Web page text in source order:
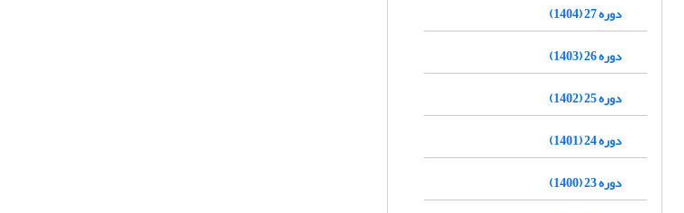
دوره 27 (1404)
دوره 26 (1403)
دوره 25 (1402)
دوره 24 (1401)
دوره 23 (1400)